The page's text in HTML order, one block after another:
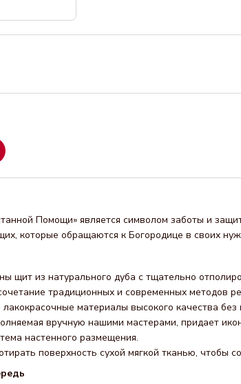
Помощи» является символом заботы и
которые обращаются к Богородице в своих
щит из натурального дуба с тщательно
традиционных и современных методов
лакокрасочные материалы высокого качества
вручную нашими мастерами, придает
настенного размещения.
поверхность сухой мягкой тканью,